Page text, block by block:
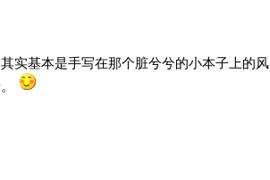
实基本是手写在那个脏兮兮的小本子上的风